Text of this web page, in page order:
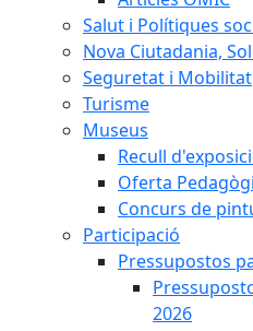
Salut i Polítiques
Nova Ciutadania,
Seguretat i Mobilitat
Turisme
Museus
Recull
Oferta
Concurs de
Participació
Pressupostos
2026